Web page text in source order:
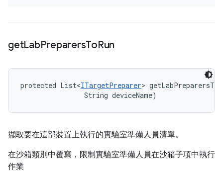
getLabPreparersToRun
protected List<ITargetPreparer>
                String deviceName)
擷取要在這部裝置上執行的實驗室準備人員清單。
在沙箱類別中覆寫，限制實驗室準備人員在沙箱子項中執行
作業